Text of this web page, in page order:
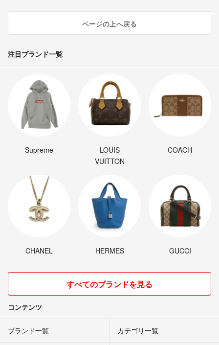
ページの上へ戻る
注目ブランド一覧
Supreme
LOUIS
VUITTON
COACH
CHANEL HERMES GUCCI
すべてのブランドを見る
コンテンツ
ブランド一覧 カテゴリ一覧